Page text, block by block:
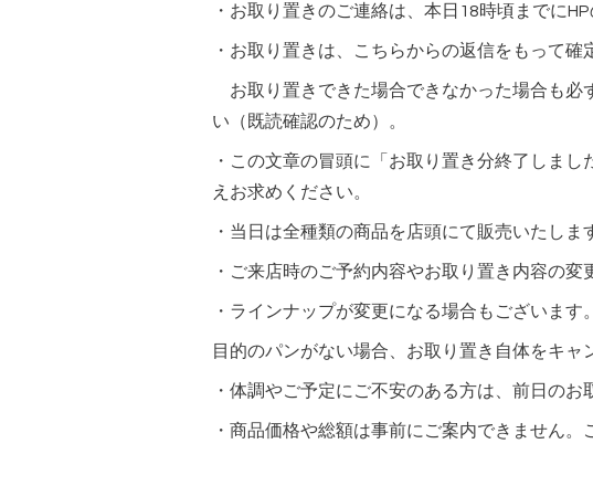
・お取り置きのご連絡は、本日18時頃までに
・お取り置きは、こちらからの返信をもって確
お取り置きできた場合できなかった場合も必
い（既読確認のため）。
・この文章の冒頭に「お取り置き分終了しま
えお求めください。
・当日は全種類の商品を店頭にて販売いたしま
・ご来店時のご予約内容やお取り置き内容の
・ラインナップが変更になる場合もございます。
目的のパンがない場合、お取り置き自体をキ
・体調やご予定にご不安のある方は、前日の
・商品価格や総額は事前にご案内できません